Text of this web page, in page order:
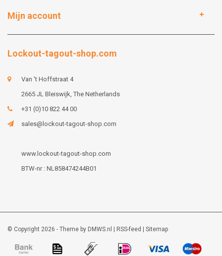
Mijn account
Lockout-tagout-shop.com
Van 't Hoffstraat 4
2665 JL Bleiswijk, The Netherlands
+31 (0)10 822 44 00
sales@lockout-tagout-shop.com
www.lockout-tagout-shop.com
BTW-nr : NL858474244B01
© Copyright 2026 - Theme by DMWS.nl RSS-feed Sitemap